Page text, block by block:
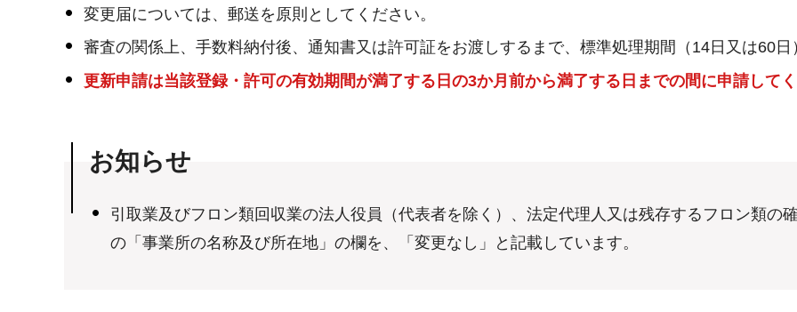
変更届については、郵送を原則としてください。
審査の関係上、手数料納付後、通知書又は許可証をお渡しするまで、標準処理期間（14日又は60日
更新申請は当該登録・許可の有効期間が満了する日の3か月前から満了する日までの間に申請してく
お知らせ
引取業及びフロン類回収業の法人役員（代表者を除く）、法定代理人又は残存するフロン類の
の「事業所の名称及び所在地」の欄を、「変更なし」と記載しています。